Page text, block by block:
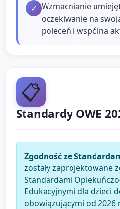
✓ Wzmacnianie
oczekiwanie na
poleceń i wspólna
📋
Standardy OWE
Zgodność ze
zostały zaprojektowane
Standardami
Edukacyjnymi dla dzieci
obowiązującymi od 2026